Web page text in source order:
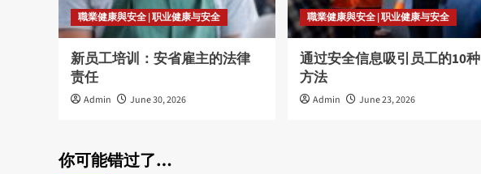
職業健康與安全 | 职业健康与安全
新员工培训：安省雇主的法律
责任
Admin June 30, 2026
職業健康與安全 | 职业健康与安全
通过安全信息吸引员工的10种
方法
Admin June 23, 2026
你可能错过了…